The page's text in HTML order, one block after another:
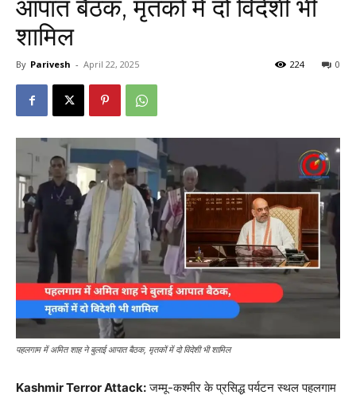
आपात बैठक, मृतकों में दो विदेशी भी
शामिल
By Parivesh - April 22, 2025 0
224
पहलगाम में अमित शाह ने बुलाई आपात बैठक, मृतकों में दो विदेशी भी शामिल
Kashmir Terror Attack:जम्मू-कश्मीर के प्रसिद्ध पर्यटन स्थल पहलगाम